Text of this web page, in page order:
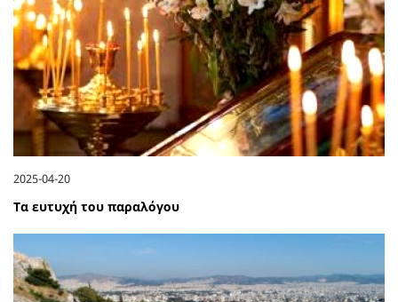
2025-04-20
Τα ευτυχή του παραλόγου